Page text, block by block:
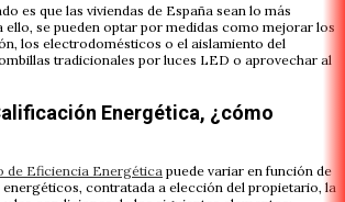
es que las viviendas de España sean lo más
ello, se pueden optar por medidas como mejorar los
los electrodomésticos o el aislamiento del
tradicionales por luces LED o aprovechar al
Energética, ¿cómo
de Eficiencia Energética puede variar en función de
energéticos, contratada a elección del propietario, la